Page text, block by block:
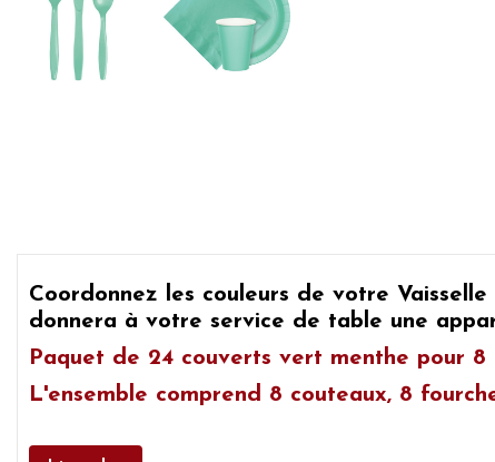
Coordonnez les couleurs de votre
donnera à votre service de table une
Paquet de 24 couverts vert menthe pour 8
L'ensemble comprend 8 couteaux, 8